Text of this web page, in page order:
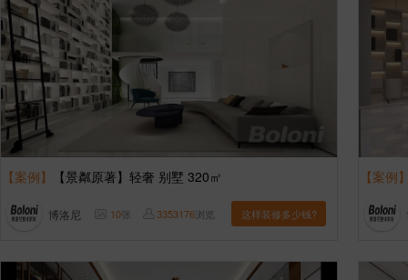
【案例】 【景粼原著】轻奢 别墅 320㎡
博洛尼 10张 3353176浏览 这样装修多少钱?
【案例